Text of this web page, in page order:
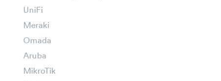
UniFi
Meraki
Omada
Aruba
MikroTik